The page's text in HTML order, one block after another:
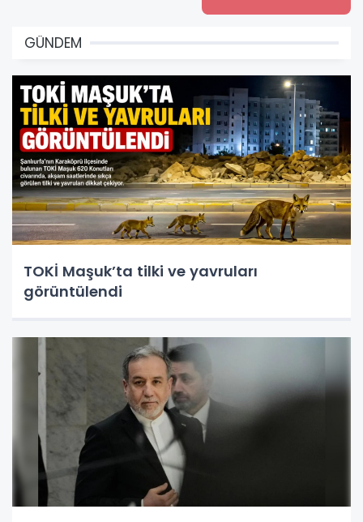
GÜNDEM
TOKİ Maşuk’ta tilki ve yavruları
görüntülendi